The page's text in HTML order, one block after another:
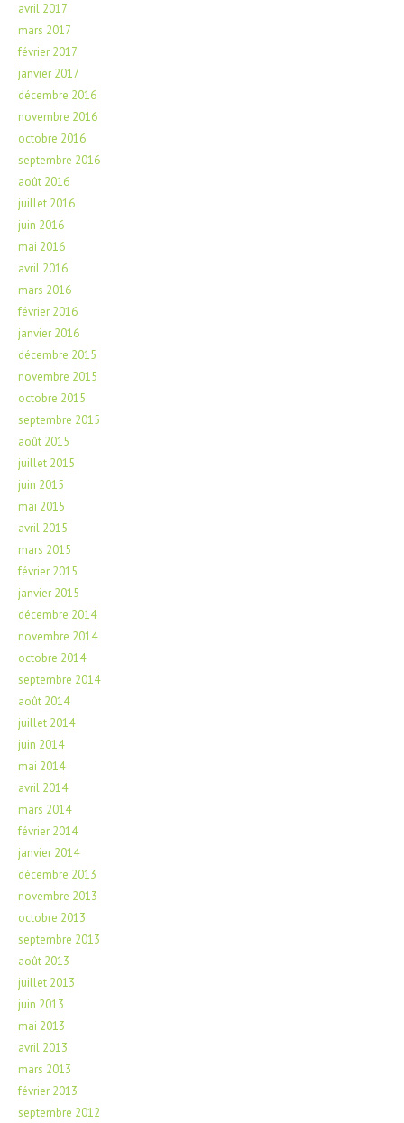
avril 2017
mars 2017
février 2017
janvier 2017
décembre 2016
novembre 2016
octobre 2016
septembre 2016
août 2016
juillet 2016
juin 2016
mai 2016
avril 2016
mars 2016
février 2016
janvier 2016
décembre 2015
novembre 2015
octobre 2015
septembre 2015
août 2015
juillet 2015
juin 2015
mai 2015
avril 2015
mars 2015
février 2015
janvier 2015
décembre 2014
novembre 2014
octobre 2014
septembre 2014
août 2014
juillet 2014
juin 2014
mai 2014
avril 2014
mars 2014
février 2014
janvier 2014
décembre 2013
novembre 2013
octobre 2013
septembre 2013
août 2013
juillet 2013
juin 2013
mai 2013
avril 2013
mars 2013
février 2013
septembre 2012